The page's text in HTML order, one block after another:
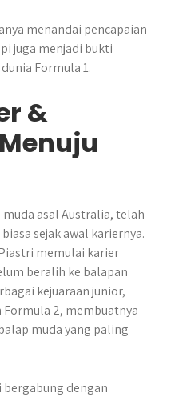
menandai pencapaian
juga menjadi bukti
Formula 1.
&
asal Australia, telah
sejak awal kariernya.
memulai karier
beralih ke balapan
kejuaraan junior,
2, membuatnya
muda yang paling
bergabung dengan